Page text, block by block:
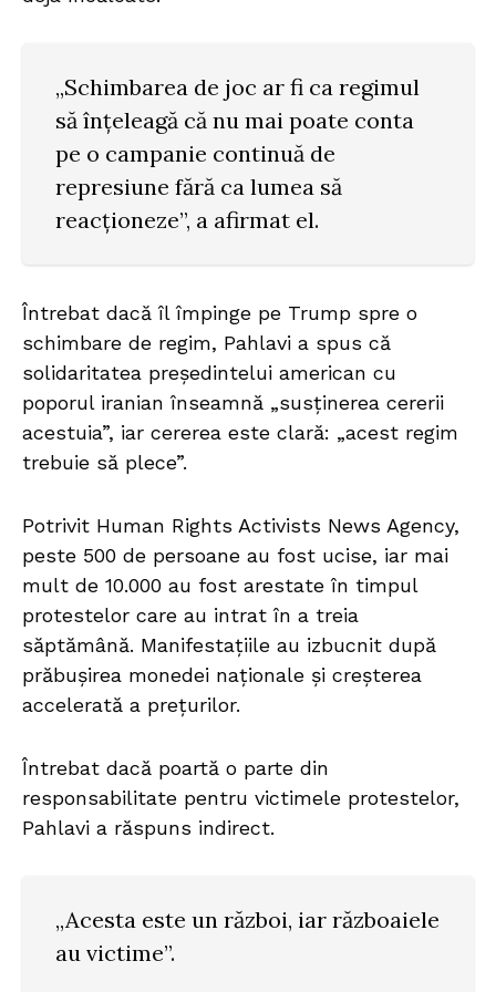
„Schimbarea de joc ar fi ca regimul
să înțeleagă că nu mai poate conta
pe o campanie continuă de
represiune fără ca lumea să
reacționeze”, a afirmat el.
Întrebat dacă îl împinge pe Trump spre o
schimbare de regim, Pahlavi a spus că
solidaritatea președintelui american cu
poporul iranian înseamnă „susținerea cererii
acestuia”, iar cererea este clară: „acest regim
trebuie să plece”.
Potrivit Human Rights Activists News Agency,
peste 500 de persoane au fost ucise, iar mai
mult de 10.000 au fost arestate în timpul
protestelor care au intrat în a treia
săptămână. Manifestațiile au izbucnit după
prăbușirea monedei naționale și creșterea
accelerată a prețurilor.
Întrebat dacă poartă o parte din
responsabilitate pentru victimele protestelor,
Pahlavi a răspuns indirect.
„Acesta este un război, iar războaiele
au victime”.